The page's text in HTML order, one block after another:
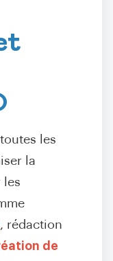
les
la
les
, rédaction
de